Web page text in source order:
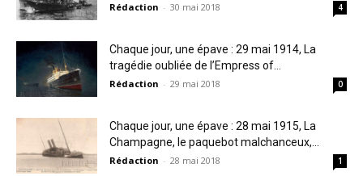
Rédaction - 30 mai 2018 4
Chaque jour, une épave : 29 mai 1914, La
tragédie oubliée de l’Empress of...
Rédaction - 29 mai 2018 0
Chaque jour, une épave : 28 mai 1915, La
Champagne, le paquebot malchanceux,...
Rédaction - 28 mai 2018 1